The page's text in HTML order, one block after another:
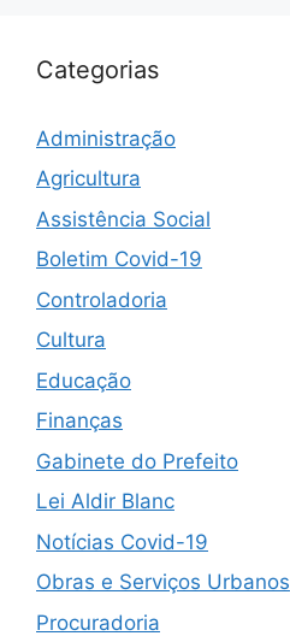
Categorias
Administração
Agricultura
Assistência Social
Boletim Covid-19
Controladoria
Cultura
Educação
Finanças
Gabinete do Prefeito
Lei Aldir Blanc
Notícias Covid-19
Obras e Serviços Urbanos
Procuradoria